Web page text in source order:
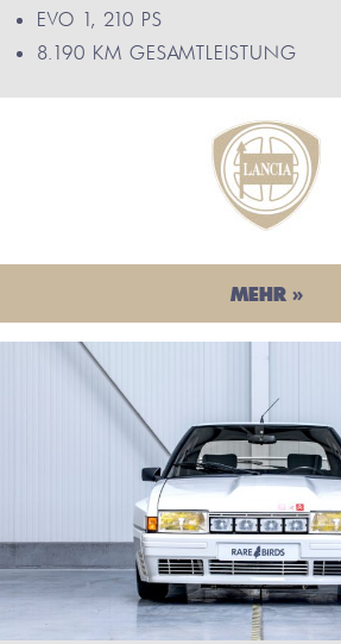
EVO 1, 210 PS
8.190 KM GESAMTLEISTUNG
MEHR »